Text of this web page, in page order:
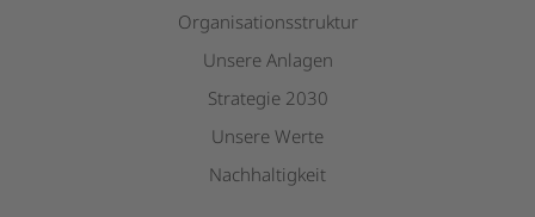
Organisationsstruktur
Unsere Anlagen
Strategie 2030
Unsere Werte
Nachhaltigkeit